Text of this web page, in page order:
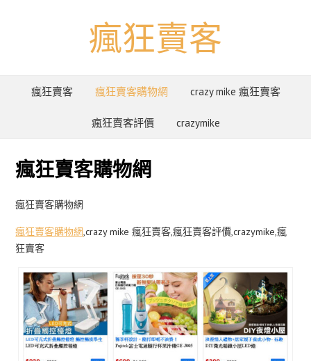
瘋狂賣客
瘋狂賣客 瘋狂賣客購物網 crazy mike 瘋狂賣客
瘋狂賣客評價 crazymike
瘋狂賣客購物網
瘋狂賣客購物網
瘋狂賣客購物網,crazy mike 瘋狂賣客,瘋狂賣客評價,crazymike,瘋
狂賣客